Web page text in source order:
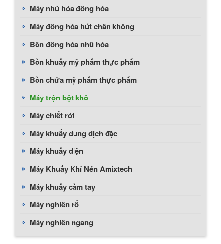
Máy nhũ hóa đồng hóa
Máy đồng hóa hút chân không
Bồn đồng hóa nhũ hóa
Bồn khuấy mỹ phẩm thực phẩm
Bồn chứa mỹ phẩm thực phẩm
Máy trộn bột khô
Máy chiết rót
Máy khuấy dung dịch đặc
Máy khuấy điện
Máy Khuấy Khí Nén Amixtech
Máy khuấy cầm tay
Máy nghiền rổ
Máy nghiền ngang